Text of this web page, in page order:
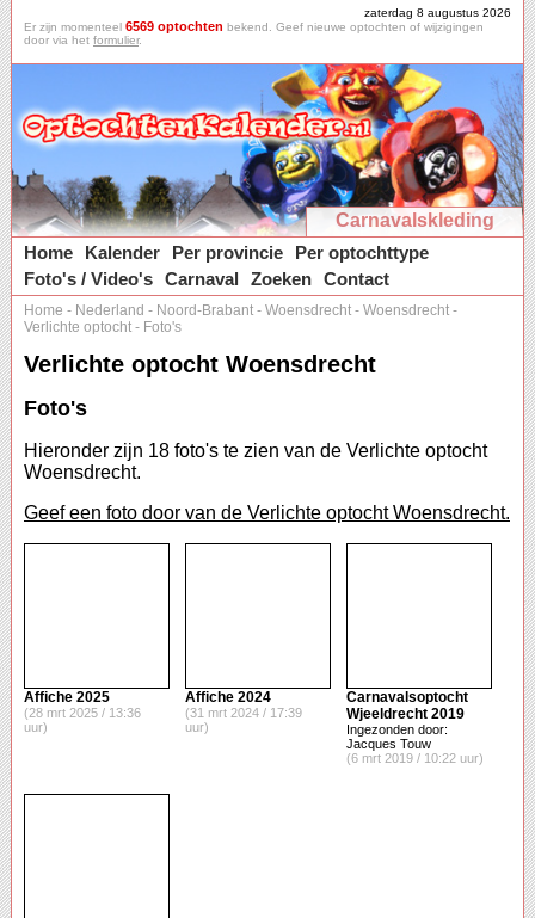
zaterdag 8 augustus 2026
Er zijn momenteel 6569 optochten bekend. Geef nieuwe optochten of wijzigingen
door via het formulier.
Carnavalskleding
Home
Kalender Per provincie
Per optochttype
Foto's / Video's Carnaval Zoeken Contact
Home - Nederland - Noord-Brabant - Woensdrecht - Woensdrecht -
Verlichte optocht - Foto's
Verlichte optocht Woensdrecht
Foto's
Hieronder zijn 18 foto's te zien van de Verlichte optocht
Woensdrecht.
Geef een foto door van de Verlichte optocht Woensdrecht.
Affiche 2025
(28 mrt 2025 / 13:36
uur)
Affiche 2024
(31 mrt 2024 / 17:39
uur)
Carnavalsoptocht
Wjeeldrecht 2019
Ingezonden door:
Jacques Touw
(6 mrt 2019 / 10:22 uur)